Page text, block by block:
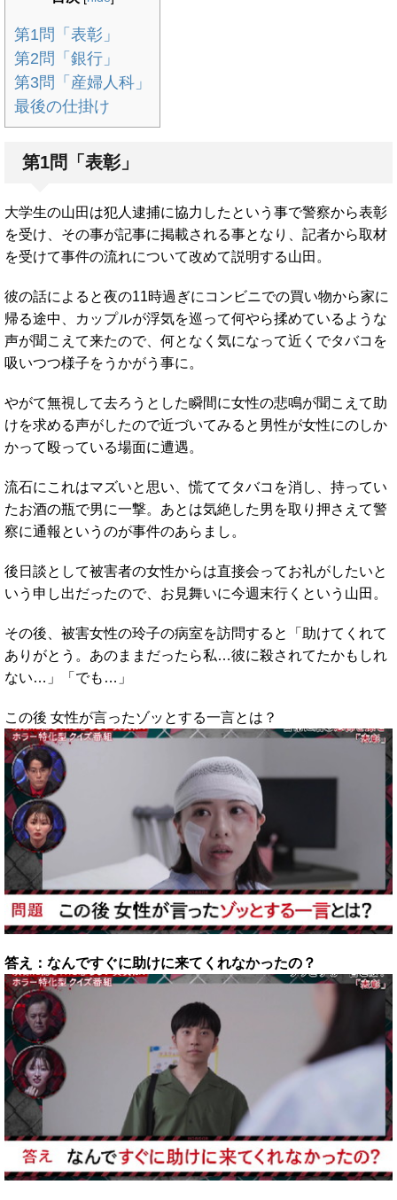
第1問「表彰」
第2問「銀行」
第3問「産婦人科」
最後の仕掛け
第1問「表彰」
大学生の山田は犯人逮捕に協力したという事で警察から表彰
を受け、その事が記事に掲載される事となり、記者から取材
を受けて事件の流れについて改めて説明する山田。
彼の話によると夜の11時過ぎにコンビニでの買い物から家に
帰る途中、カップルが浮気を巡って何やら揉めているような
声が聞こえて来たので、何となく気になって近くでタバコを
吸いつつ様子をうかがう事に。
やがて無視して去ろうとした瞬間に女性の悲鳴が聞こえて助
けを求める声がしたので近づいてみると男性が女性にのしか
かって殴っている場面に遭遇。
流石にこれはマズいと思い、慌ててタバコを消し、持ってい
たお酒の瓶で男に一撃。あとは気絶した男を取り押さえて警
察に通報というのが事件のあらまし。
後日談として被害者の女性からは直接会ってお礼がしたいと
いう申し出だったので、お見舞いに今週末行くという山田。
その後、被害女性の玲子の病室を訪問すると「助けてくれて
ありがとう。あのままだったら私…彼に殺されてたかもしれ
ない…」「でも…」
この後 女性が言ったゾッとする一言とは？
答え：なんですぐに助けに来てくれなかったの？